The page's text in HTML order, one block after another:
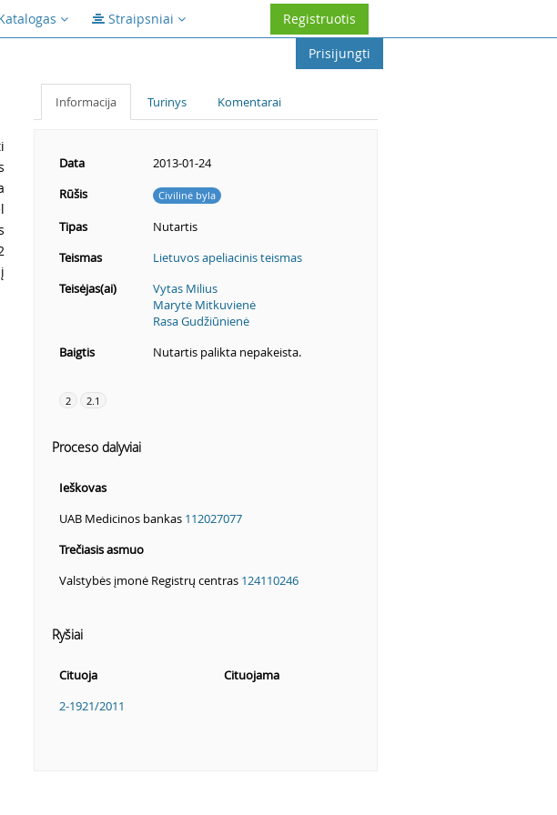
Straipsniai
Registruotis
Prisijungti
Informacija Turinys Komentarai
Data
2013-01-24
Rūšis
Civilinė byla
Tipas
Nutartis
Teismas
Lietuvos apeliacinis teismas
Teisėjas(ai)
Vytas Milius
Marytė Mitkuvienė
Rasa Gudžiūnienė
Baigtis
Nutartis palikta nepakeista.
2 2.1
Proceso dalyviai
Ieškovas
UAB Medicinos bankas 112027077
Trečiasis asmuo
Valstybės įmonė Registrų centras 124110246
Ryšiai
Cituoja
Cituojama
2-1921/2011